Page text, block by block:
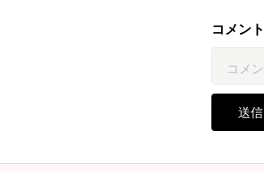
コメント
送信